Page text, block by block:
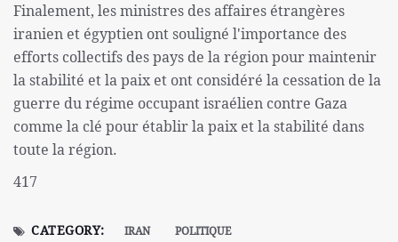
Finalement, les ministres des affaires étrangères
iranien et égyptien ont souligné l'importance des
efforts collectifs des pays de la région pour maintenir
la stabilité et la paix et ont considéré la cessation de la
guerre du régime occupant israélien contre Gaza
comme la clé pour établir la paix et la stabilité dans
toute la région.
417
CATEGORY: IRAN POLITIQUE